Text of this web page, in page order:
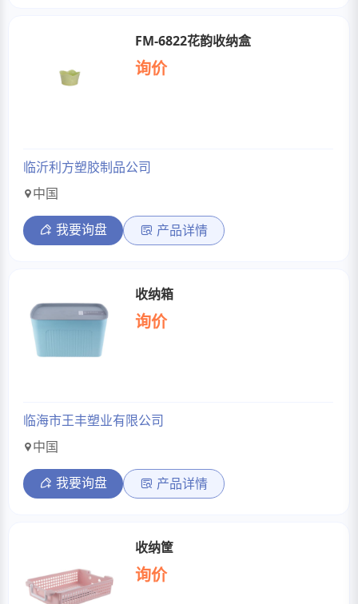
FM-6822花韵收纳盒
询价
临沂利方塑胶制品公司
中国
我要询盘 产品详情
收纳箱
询价
临海市王丰塑业有限公司
中国
我要询盘 产品详情
收纳筐
询价